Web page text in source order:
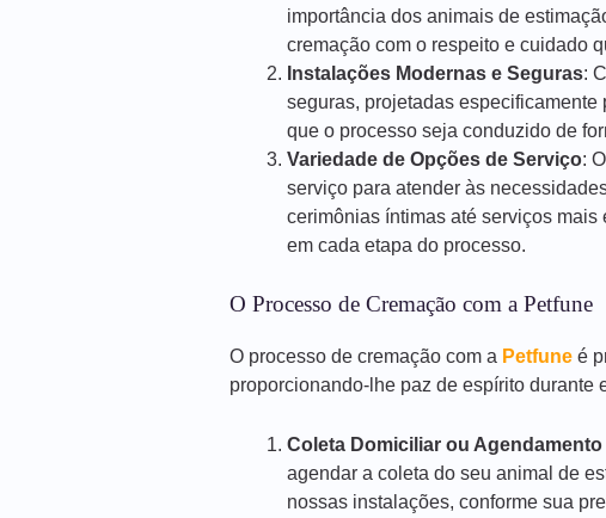
importância dos animais de
cremação com o respeito e cuidado
Instalações Modernas e Seguras:
seguras, projetadas
que o processo seja conduzido de
Variedade de Opções de Serviço:
serviço para atender às
cerimônias íntimas até serviços
em cada etapa do processo.
O Processo de Cremação com a Petfune
O processo de cremação com a Petfune é
proporcionando-lhe paz de espírito durante
Coleta Domiciliar ou
agendar a coleta do seu animal de
nossas instalações, conforme sua